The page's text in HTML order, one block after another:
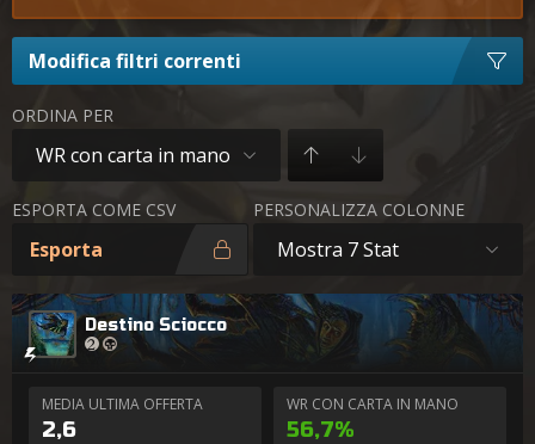
Modifica filtri correnti
ORDINA PER
WR con carta in mano
ESPORTA COME CSV
Esporta
PERSONALIZZA COLONNE
Mostra 7 Stat
Destino Sciocco
MEDIA ULTIMA OFFERTA
2,6
WR CON CARTA IN MANO
56,7%